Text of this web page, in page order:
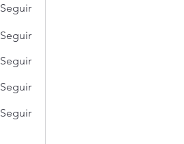
Seguir
Seguir
Seguir
Seguir
Seguir